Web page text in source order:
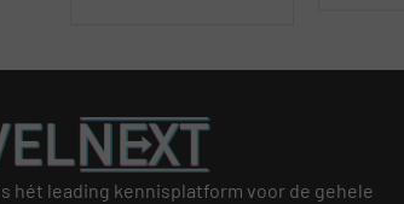
hét leading kennisplatform voor de gehele